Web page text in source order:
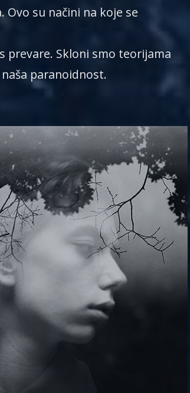
Ovo su načini na koje se
prevare. Skloni smo teorijama
paranoidnost.